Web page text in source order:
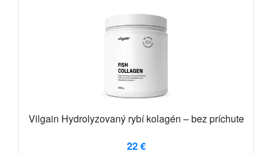
Vilgain Hydrolyzovaný rybí kolagén – bez príchute
22 €